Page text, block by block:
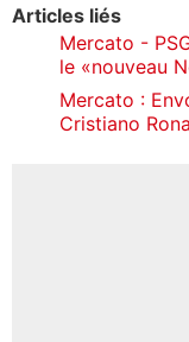
Articles liés
Mercato -
le «nouveau
Mercato :
Cristiano